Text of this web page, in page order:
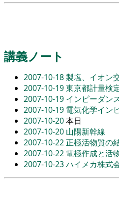
講義ノート
2007-10-18製塩、イオン
2007-10-19東京都計量検
2007-10-19 インピーダン
2007-10-19 電気化学イン
2007-10-20本日
2007-10-20 山陽新幹線
2007-10-22 正極活物質の
2007-10-22 電極作成と活
2007-10-23ハイメカ株式